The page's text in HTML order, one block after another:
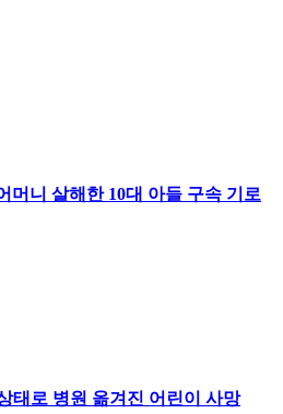
머니 살해한 10대 아들 구속 기로
태로 병원 옮겨진 어린이 사망